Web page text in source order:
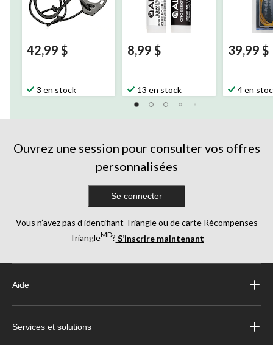
42,99 $
3 en stock
8,99 $
13 en stock
39,99 $
4 en
Ouvrez une session pour consulter vos offres
personnalisées
Se connecter
Vous n’avez pas d’identifiant Triangle ou de carte Récompenses
TriangleMD? S’inscrire maintenant
Aide
Services et solutions